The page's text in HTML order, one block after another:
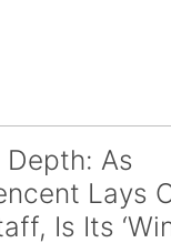
Depth: As
Lays
Is Its